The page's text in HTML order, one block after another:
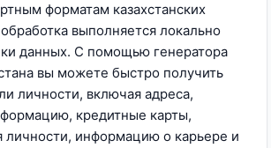
форматам казахстанских
выполняется локально
данных. С помощью генератора
вы можете быстро получить
личности, включая адреса,
кредитные карты,
личности, информацию о карьере и